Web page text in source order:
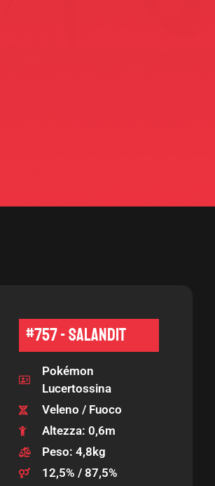
#757 - Salandit
Pokémon
Lucertossina
Veleno / Fuoco
Altezza: 0,6m
Peso: 4,8kg
12,5% / 87,5%